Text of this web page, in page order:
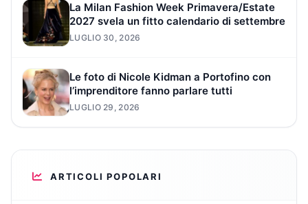
La Milan Fashion Week Primavera/Estate
2027 svela un fitto calendario di settembre
LUGLIO 30, 2026
Le foto di Nicole Kidman a Portofino con
l’imprenditore fanno parlare tutti
LUGLIO 29, 2026
ARTICOLI POPOLARI